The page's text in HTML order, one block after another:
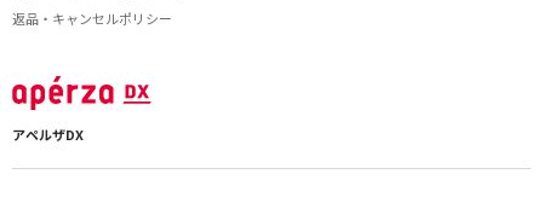
返品・キャンセルポリシー
アペルザDX